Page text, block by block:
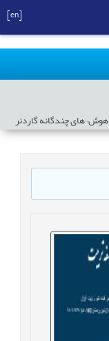
چندگانه گاردنر